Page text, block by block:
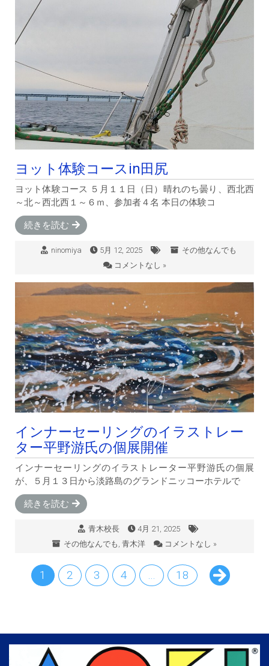
ヨット体験コースin田尻
ヨット体験コース ５月１１日（日）晴れのち曇り、西北西
～北～西北西１～６ｍ、参加者４名 本日の体験コ
続きを読む
ninomiya 5月 12, 2025
その他なんでも
コメントなし »
インナーセーリングのイラストレー
ター平野游氏の個展開催
インナーセーリングのイラストレーター平野游氏の個展
が、５月１３日から淡路島のグランドニッコーホテルで
続きを読む
青木校長
4月 21, 2025
その他なんでも , 青木洋 コメントなし »
1 2 3 4 … 18